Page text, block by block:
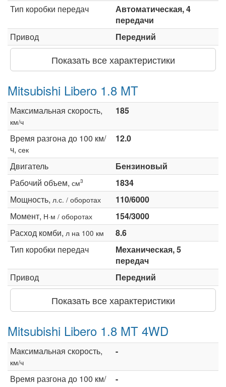
Тип коробки передач
Автоматическая, 4
передачи
Привод
Передний
Показать все характеристики
Mitsubishi Libero 1.8 MT
Максимальная скорость,
км/ч
185
Время разгона до 100 км/
ч, сек
12.0
Двигатель
Бензиновый
Рабочий объем, см3
1834
Мощность, л.с. / оборотах
110/6000
Момент, Н·м / оборотах
154/3000
Расход комби, л на 100 км
8.6
Тип коробки передач
Механическая, 5
передач
Привод
Передний
Показать все характеристики
Mitsubishi Libero 1.8 MT 4WD
Максимальная скорость,
км/ч
-
Время разгона до 100 км/
-